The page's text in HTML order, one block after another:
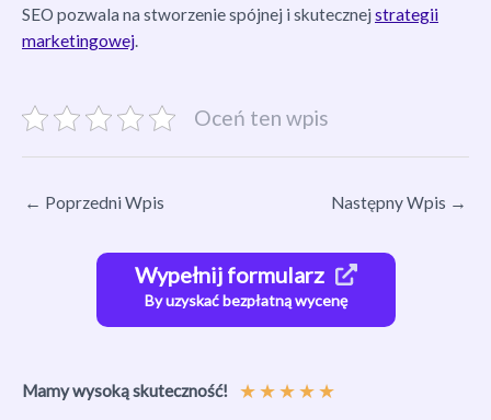
SEO pozwala na stworzenie spójnej i skutecznej strategii
marketingowej.
Oceń ten wpis
← Poprzedni Wpis Następny Wpis →
Wypełnij formularz
By uzyskać bezpłatną wycenę
Mamy wysoką skuteczność! ★★★★★